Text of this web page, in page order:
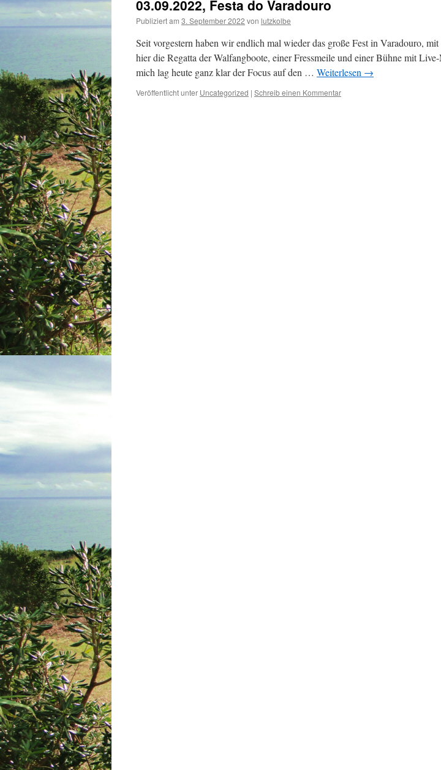
03.09.2022, Festa do Varadouro
Publiziert am 3. September 2022 von lutzkolbe
Seit vorgestern haben wir endlich mal wieder das große Fest in Varadouro,
hier die Regatta der Walfangboote, einer Fressmeile und einer Bühne mit
mich lag heute ganz klar der Focus auf den … Weiterlesen →
Veröffentlicht unter Uncategorized | Schreib einen Kommentar